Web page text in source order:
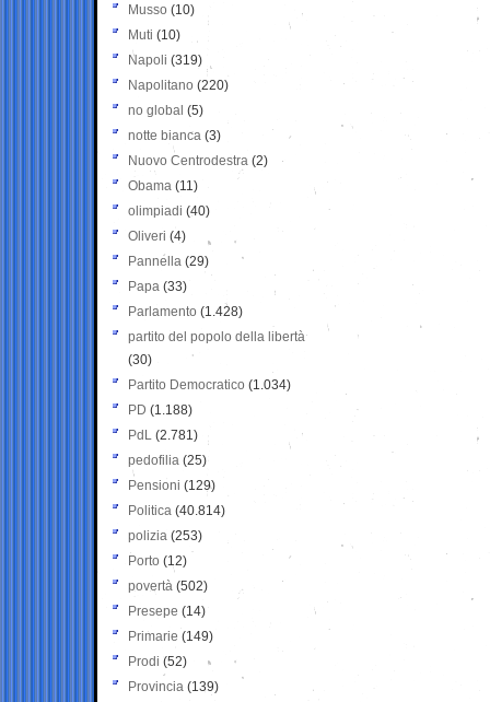
Musso (10)
Muti (10)
Napoli (319)
Napolitano (220)
no global (5)
notte bianca (3)
Nuovo Centrodestra (2)
Obama (11)
olimpiadi (40)
Oliveri (4)
Pannella (29)
Papa (33)
Parlamento (1.428)
partito del popolo della libertà
(30)
Partito Democratico (1.034)
PD (1.188)
PdL (2.781)
pedofilia (25)
Pensioni (129)
Politica (40.814)
polizia (253)
Porto (12)
povertà (502)
Presepe (14)
Primarie (149)
Prodi (52)
Provincia (139)